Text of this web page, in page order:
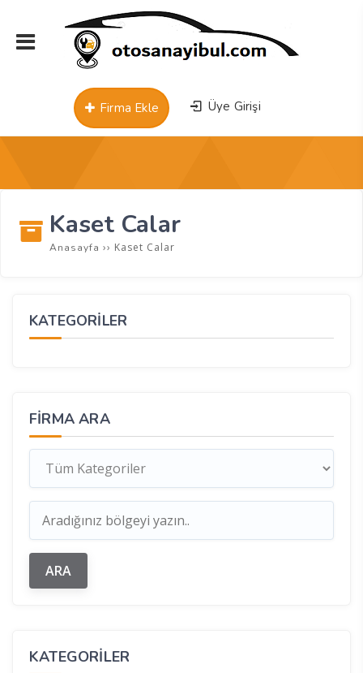
Üye Girişi
Firma Ekle
Kaset Calar
Anasayfa ›› Kaset Calar
KATEGORİLER
FIRMA ARA
KATEGORILER